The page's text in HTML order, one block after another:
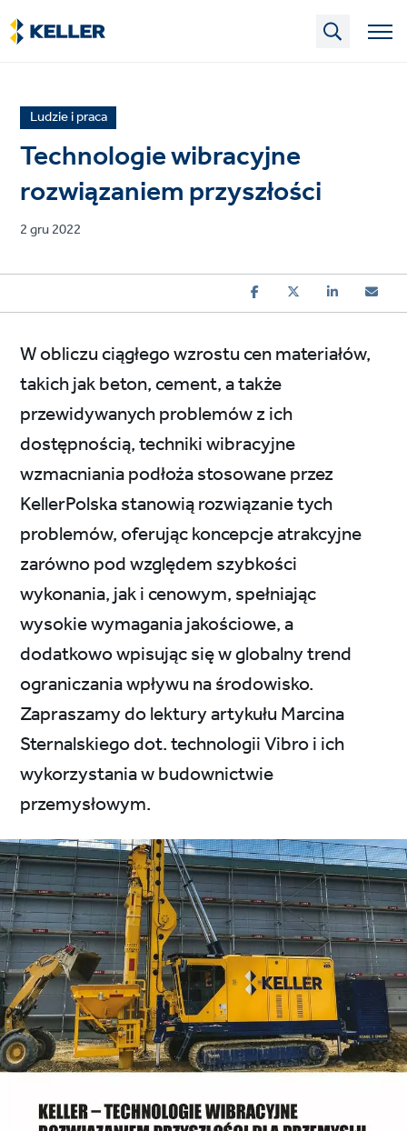
Skip
to
main
News
article
category
Ludzie i praca
Technologie wibracyjne
rozwiązaniem przyszłości
Published
2 gru 2022
W obliczu ciągłego wzrostu cen materiałów,
takich jak beton, cement, a także
przewidywanych problemów z ich
dostępnością, techniki wibracyjne
wzmacniania podłoża stosowane przez
KellerPolska stanowią rozwiązanie tych
problemów, oferując koncepcje atrakcyjne
zarówno pod względem szybkości
wykonania, jak i cenowym, spełniając
wysokie wymagania jakościowe, a
dodatkowo wpisując się w globalny trend
ograniczania wpływu na środowisko.
Zapraszamy do lektury artykułu Marcina
Sternalskiego dot. technologii Vibro i ich
wykorzystania w budownictwie
przemysłowym.